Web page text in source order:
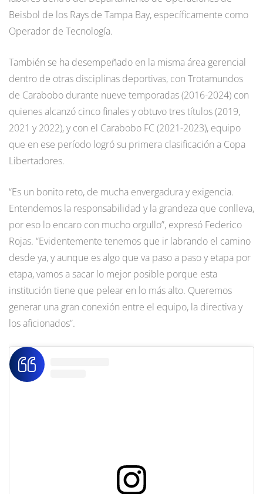
Beisbol de los Rays de Tampa Bay, específicamente como
Operador de Tecnología.
También se ha desempeñado en la misma área gerencial
dentro de otras disciplinas deportivas, con Trotamundos
de Carabobo durante nueve temporadas (2016-2024) con
quienes alcanzó cinco finales y obtuvo tres títulos (2019,
2021 y 2022), y con el Carabobo FC (2021-2023), equipo
que en ese período logró su primera clasificación a Copa
Libertadores.
“Es un bonito reto, de mucha envergadura y exigencia.
Entendemos la responsabilidad y la grandeza que conlleva,
por eso lo encaro con mucho orgullo”, expresó Federico
Rojas. “Evidentemente tenemos que ir labrando el camino
desde ya, y aunque es algo que va paso a paso y etapa por
etapa, vamos a sacar lo mejor posible porque esta
institución tiene que pelear en lo más alto. Queremos
generar una gran conexión entre el equipo, la directiva y
los aficionados”.